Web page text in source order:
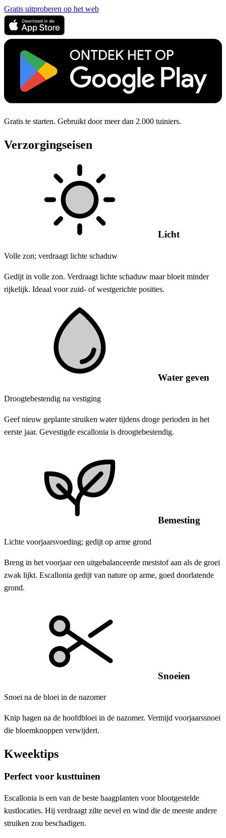
Gratis uitproberen op het web
Gratis te starten. Gebruikt door meer dan 2.000 tuiniers.
Verzorgingseisen
Licht
Volle zon; verdraagt lichte schaduw
Gedijt in volle zon. Verdraagt lichte schaduw maar bloeit minder
rijkelijk. Ideaal voor zuid- of westgerichte posities.
Water geven
Droogtebestendig na vestiging
Geef nieuw geplante struiken water tijdens droge perioden in het
eerste jaar. Gevestigde escallonia is droogtebestendig.
Bemesting
Lichte voorjaarsvoeding; gedijt op arme grond
Breng in het voorjaar een uitgebalanceerde meststof aan als de groei
zwak lijkt. Escallonia gedijt van nature op arme, goed doorlatende
grond.
Snoeien
Snoei na de bloei in de nazomer
Knip hagen na de hoofdbloei in de nazomer. Vermijd voorjaarssnoei
die bloemknoppen verwijdert.
Kweektips
Perfect voor kusttuinen
Escallonia is een van de beste haagplanten voor blootgestelde
kustlocaties. Hij verdraagt zilte nevel en wind die de meeste andere
struiken zou beschadigen.